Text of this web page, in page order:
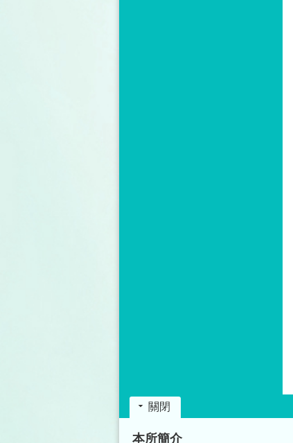
關閉
本所簡介